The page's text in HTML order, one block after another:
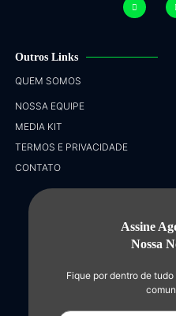
Outros Links
QUEM SOMOS
NOSSA EQUIPE
MEDIA KIT
TERMOS E PRIVACIDADE
CONTATO
Assine
Nossa
Fique por dentro de